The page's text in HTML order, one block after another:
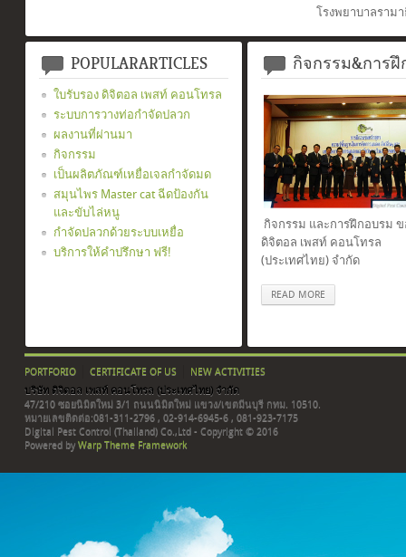
โรงพยาบาลราม
POPULARARTICLES
ใบรับรอง ดิจิตอล เพสท์ คอนโทรล
ระบบการวางท่อกำจัดปลวก
ผลงานที่ผ่านมา
กิจกรรม
เป็นผลิตภัณฑ์เหยื่อเจลกำจัดมด
สมุนไพร Master cat ฉีดป้องกัน
และขับไล่หนู
กำจัดปลวกด้วยระบบเหยื่อ
บริการให้คำปรึกษา ฟรี!
กิจกรรม&การ
กิจกรรม และการฝึกอบรม
ดิจิตอล เพสท์ คอนโทรล
(ประเทศไทย) จำกัด
READ MORE
PORTFORIO CERTIFICATE OF US
NEW ACTIVITIES
บริษัท ดิจิตอล เพสท์ คอนโทรล (ประเทศไทย) จำกัด
47/210 ซอยนิมิตใหม่ 3/1 ถนนนิมิตใหม่ แขวง/เขตมีนบุรี กทม. 10510.
หมายเลขติดต่อ:081-311-2796 , 02-914-6945-6 , 081-923-7175
Digital Pest Control (Thailand) Co.,Ltd - Copyright © 2016
Powered by Warp Theme Framework